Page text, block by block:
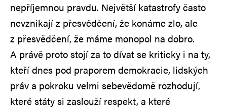
nepříjemnou pravdu. Největší katastrofy často
nevznikají z přesvědčení, že konáme zlo, ale
z přesvědčení, že máme monopol na dobro.
A právě proto stojí za to dívat se kriticky i na ty,
kteří dnes pod praporem demokracie, lidských
práv a pokroku velmi sebevědomě rozhodují,
které státy si zaslouží respekt, a které